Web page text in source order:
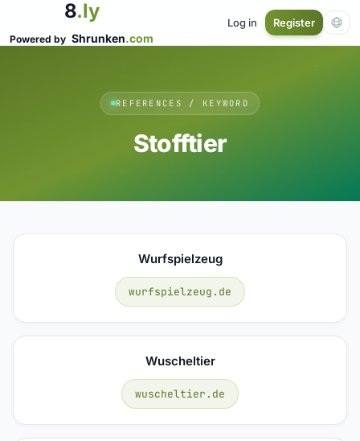
8.ly
Powered by Shrunken.com
Log in Register
REFERENCES / KEYWORD
Stofftier
Wurfspielzeug
wurfspielzeug.de
Wuscheltier
wuscheltier.de